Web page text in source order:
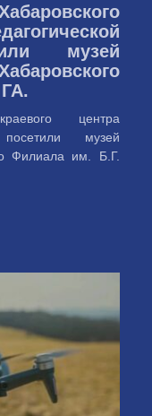
музей
центра
посетили музей
Филиала им. Б.Г.